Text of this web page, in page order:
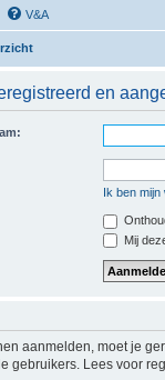
V&A
en
Ik ben
Mij
aanmelden, moet je
gebruikers. Lees voor